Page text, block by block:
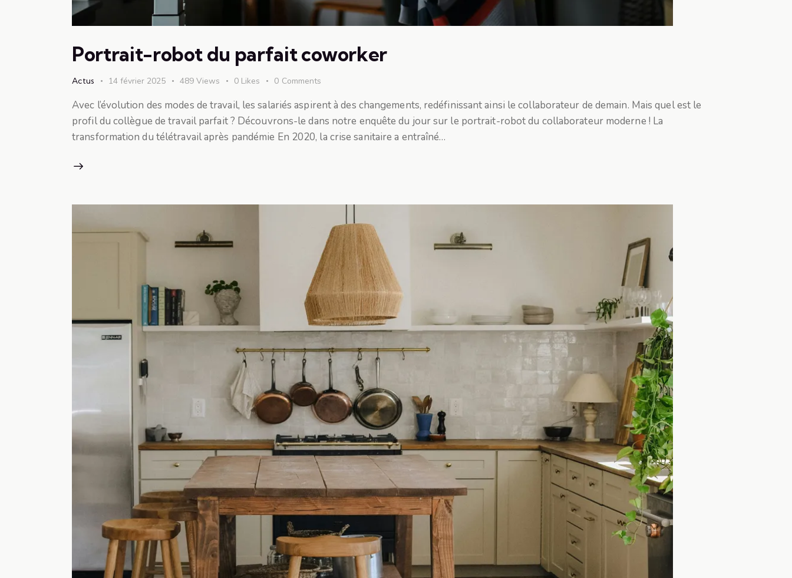
Portrait-robot du parfait coworker
Actus 14 février 2025 489 Views 0 Likes 0 Comments
Avec l’évolution des modes de travail, les salariés aspirent à des changements, redéfinissant ainsi le collaborateur de demain. Mais quel est le
profil du collègue de travail parfait ? Découvrons-le dans notre enquête du jour sur le portrait-robot du collaborateur moderne ! La
transformation du télétravail après pandémie En 2020, la crise sanitaire a entraîné…